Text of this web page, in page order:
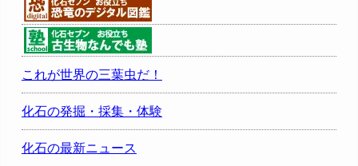
これが世界の三葉虫だ！
化石の発掘・採集・体験
化石の最新ニュース